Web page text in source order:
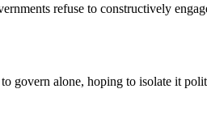
refuse to constructively
govern alone, hoping to isolate it